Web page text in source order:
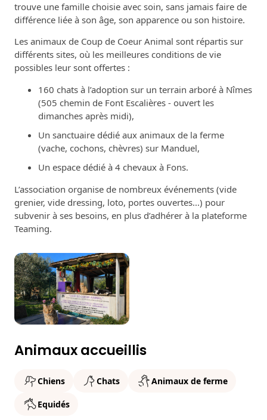
trouve une famille choisie avec soin, sans jamais faire de
différence liée à son âge, son apparence ou son histoire.
Les animaux de Coup de Coeur Animal sont répartis sur
différents sites, où les meilleures conditions de vie
possibles leur sont offertes :
160 chats à l’adoption sur un terrain arboré à Nîmes
(505 chemin de Font Escalières - ouvert les
dimanches après midi),
Un sanctuaire dédié aux animaux de la ferme
(vache, cochons, chèvres) sur Manduel,
Un espace dédié à 4 chevaux à Fons.
L’association organise de nombreux événements (vide
grenier, vide dressing, loto, portes ouvertes...) pour
subvenir à ses besoins, en plus d’adhérer à la plateforme
Teaming.
Animaux accueillis
Chiens Chats Animaux de ferme
Equidés